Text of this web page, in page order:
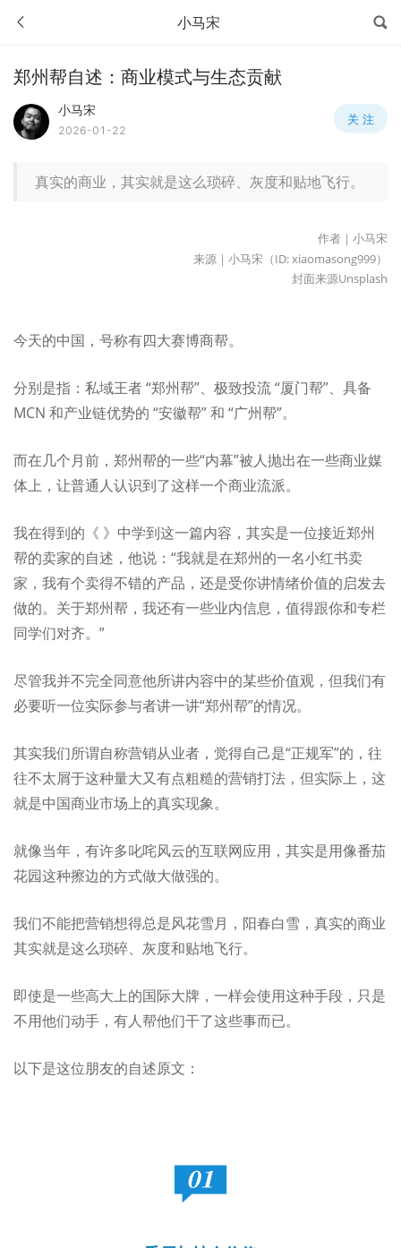
小马宋
郑州帮自述：商业模式与生态贡献
小马宋
2026-01-22
关 注
真实的商业，其实就是这么琐碎、灰度和贴地飞行。
作者｜小马宋
来源｜小马宋（ID: xiaomasong999）
封面来源Unsplash
今天的中国，号称有四大赛博商帮。
分别是指：私域王者 “郑州帮”、极致投流 “厦门帮”、具备
MCN 和产业链优势的 “安徽帮” 和 “广州帮”。
而在几个月前，郑州帮的一些“内幕”被人抛出在一些商业媒
体上，让普通人认识到了这样一个商业流派。
我在得到的《 》中学到这一篇内容，其实是一位接近郑州
帮的卖家的自述，他说： “我就是在郑州的一名小红书卖
家，我有个卖得不错的产品，还是受你讲情绪价值的启发去
做的。关于郑州帮，我还有一些业内信息，值得跟你和专栏
同学们对齐。”
尽管我并不完全同意他所讲内容中的某些价值观，但我们有
必要听一位实际参与者讲一讲“郑州帮”的情况。
其实我们所谓自称营销从业者，觉得自己是“正规军”的，往
往不太屑于这种量大又有点粗糙的营销打法，但实际上，这
就是中国商业市场上的真实现象。
就像当年，有许多叱咤风云的互联网应用，其实是用像番茄
花园这种擦边的方式做大做强的。
我们不能把营销想得总是风花雪月，阳春白雪，真实的商业
其实就是这么琐碎、灰度和贴地飞行。
即使是一些高大上的国际大牌，一样会使用这种手段，只是
不用他们动手，有人帮他们干了这些事而已。
以下是这位朋友的自述原文：